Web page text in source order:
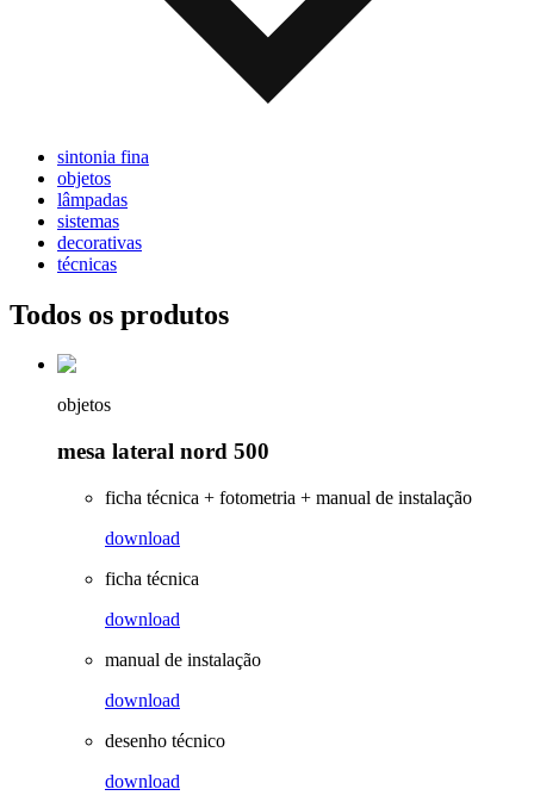
sintonia fina
objetos
lâmpadas
sistemas
decorativas
técnicas
Todos os produtos
objetos
mesa lateral nord 500
ficha técnica + fotometria + manual de instalação
download
ficha técnica
download
manual de instalação
download
desenho técnico
download